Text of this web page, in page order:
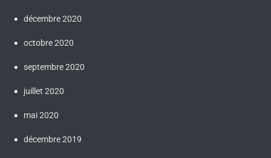
décembre 2020
octobre 2020
septembre 2020
juillet 2020
mai 2020
décembre 2019